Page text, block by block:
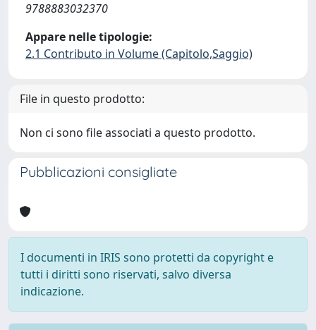
9788883032370
Appare nelle tipologie:
2.1 Contributo in Volume (Capitolo,Saggio)
File in questo prodotto:
Non ci sono file associati a questo prodotto.
Pubblicazioni consigliate
I documenti in IRIS sono protetti da copyright e
tutti i diritti sono riservati, salvo diversa
indicazione.